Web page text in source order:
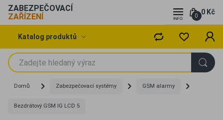
0 Kč
0
ZABEZPEČOVACÍ
ZAŘÍZENÍ
Katalog produktů
Domů Zabezpečovací systémy GSM alarmy
Bezdrátový GSM IG LCD 5